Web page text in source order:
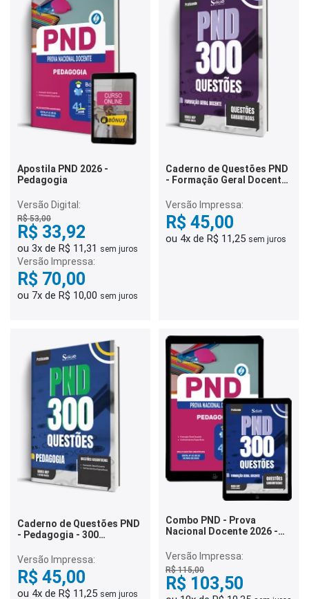
Apostila PND 2026 -
Pedagogia
Versão Digital:
R$ 53,00
R$ 33,92
ou 3x de R$ 11,31 sem juros
Versão Impressa:
R$ 70,00
ou 7x de R$ 10,00 sem juros
Caderno de Questões PND
- Formação Geral Docente
Gabaritadas
Versão Impressa:
R$ 45,00
ou 4x de R$ 11,25 sem juros
Caderno de Questões PND
- Pedagogia - 300
Versão Impressa:
R$ 45,00
ou 4x de R$ 11,25 sem juros
Combo PND - Prova
Nacional Docente 2026 -
Versão Impressa:
R$ 115,00
R$ 103,50